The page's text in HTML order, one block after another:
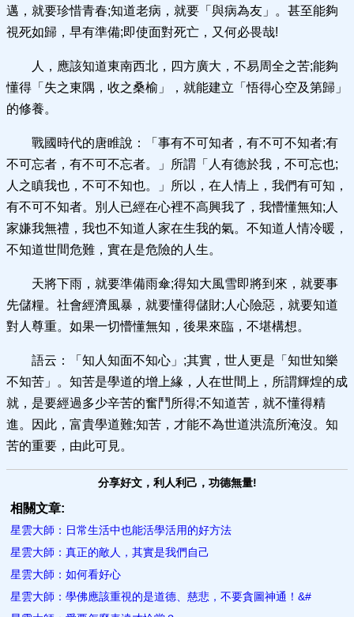
邁，就要珍惜青春;知道老病，就要「與病為友」。甚至能夠
視死如歸，早有準備;即使面對死亡，又何必畏哉!
人，應該知道東南西北，四方廣大，不易周全之苦;能夠
懂得「失之東隅，收之桑榆」，就能建立「悟得心空及第歸」
的修養。
戰國時代的唐睢說：「事有不可知者，有不可不知者;有
不可忘者，有不可不忘者。」所謂「人有德於我，不可忘也;
人之瞋我也，不可不知也。」所以，在人情上，我們有可知，
有不可不知者。別人已經在心裡不高興我了，我懵懂無知;人
家嫌我無禮，我也不知道人家在生我的氣。不知道人情冷暖，
不知道世間危難，實在是危險的人生。
天將下雨，就要準備雨傘;得知大風雪即將到來，就要事
先儲糧。社會經濟風暴，就要懂得儲財;人心險惡，就要知道
對人尊重。如果一切懵懂無知，後果來臨，不堪構想。
語云：「知人知面不知心」;其實，世人更是「知世知樂
不知苦」。知苦是學道的增上緣，人在世間上，所謂輝煌的成
就，是要經過多少辛苦的奮鬥所得;不知道苦，就不懂得精
進。因此，富貴學道難;知苦，才能不為世道洪流所淹沒。知
苦的重要，由此可見。
分享好文，利人利己，功德無量!
相關文章:
星雲大師：日常生活中也能活學活用的好方法
星雲大師：真正的敵人，其實是​我們自己
星雲大師：如何看好心
星雲大師：學佛應該重視的是道德、慈悲，不要貪圖神通！&#